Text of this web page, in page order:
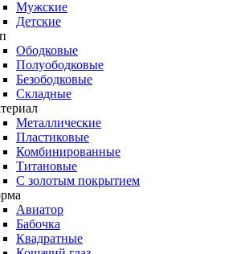
Мужские
Детские
Ободковые
Полуободковые
Безободковые
Складные
Металлические
Пластиковые
Комбинированные
Титановые
С золотым покрытием
Авиатор
Бабочка
Квадратные